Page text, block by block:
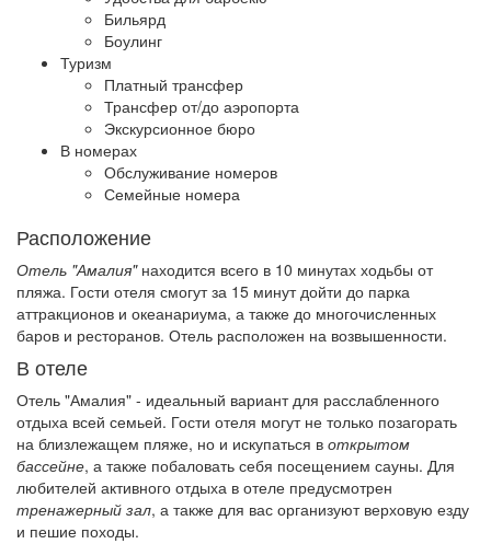
Бильярд
Боулинг
Туризм
Платный трансфер
Трансфер от/до аэропорта
Экскурсионное бюро
В номерах
Обслуживание номеров
Семейные номера
Расположение
Отель "Амалия"находится всего в 10 минутах ходьбы от
пляжа. Гости отеля смогут за 15 минут дойти до парка
аттракционов и океанариума, а также до многочисленных
баров и ресторанов. Отель расположен на возвышенности.
В отеле
Отель "Амалия" - идеальный вариант для расслабленного
отдыха всей семьей. Гости отеля могут не только позагорать
на близлежащем пляже, но и искупаться в открытом
бассейне, а также побаловать себя посещением сауны. Для
любителей активного отдыха в отеле предусмотрен
тренажерный зал, а также для вас организуют верховую езду
и пешие походы.